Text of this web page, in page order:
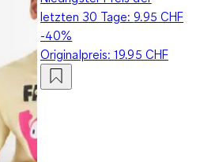
letzten 30 Tage:9.95 CHF
-40%
Originalpreis:19.95 CHF